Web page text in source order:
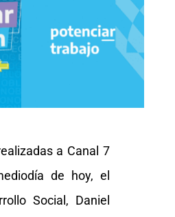
a Canal 7
de hoy, el
Social, Daniel